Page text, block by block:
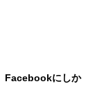
Facebookにしか